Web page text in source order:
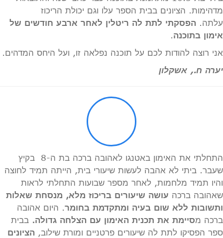
מדהימות. הציונים בבית הספר עלו וגם יכולת הריכוז
עלתה. הפסקתי לתת לה ריטלין לאחר ארבע חודשים של
אימון בתוכנה.
אני רוצה להודות לכם על תוכנה נפלאה זו, ועל היחס המדהים.
יערה ח., אשקלון
התחלתי את האימון באטנגו לאהובה ברכה בת ה-8 בקיץ
שעבר. ביתי לא אהבה לעשות שיעורי בית, הייתה תמיד לחוצה
והיו תמיד מלחמות, לאחר מספר שבועות התחלתי לראות
שאהובה ברכה עושה שיעורים בריכוז מלא, מנסחת שאלות
ותשובות ללא שום בעיה ומתקדמת בחומר. היום אהובה
ברכה מסיימת את תכנית האימון עם הצלחה גדולה. בבית
ספר הפסיקו לתת לה שיעורים פרטניים ומורת שילוב, הציונים